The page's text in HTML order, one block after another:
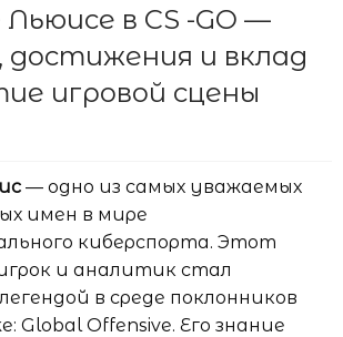
в CS -GO —
достижения и вклад
игровой сцены
— одно из самых уважаемых
имен в мире
киберспорта. Этот
и аналитик стал
в среде поклонников
Global Offensive. Его знание